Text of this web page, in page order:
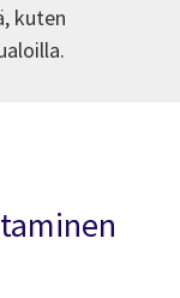
kuten